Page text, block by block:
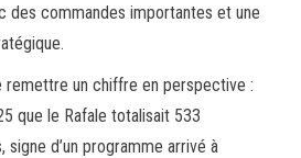
des commandes importantes et une
remettre un chiffre en perspective :
que le Rafale totalisait 533
d’un programme arrivé à